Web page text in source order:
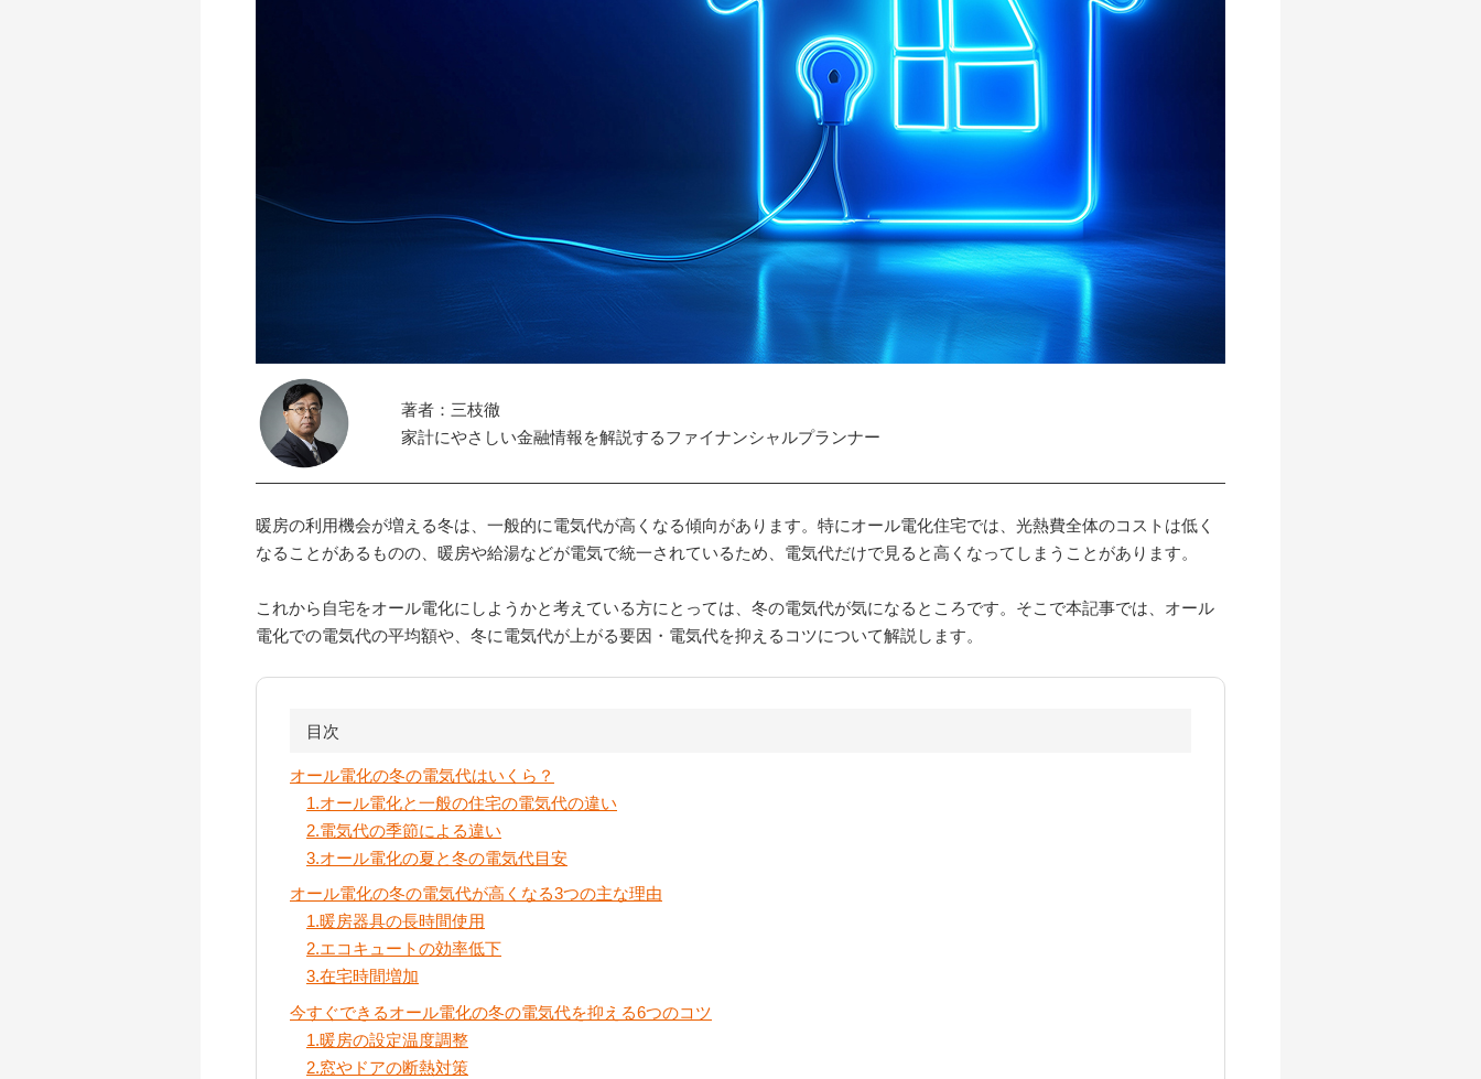
著者：三枝徹
家計にやさしい金融情報を解説するファイナンシャルプランナー
暖房の利用機会が増える冬は、一般的に電気代が高くなる傾向があります。特にオール電化住宅では、光熱費全体のコストは低く
なることがあるものの、暖房や給湯などが電気で統一されているため、電気代だけで見ると高くなってしまうことがあります。
これから自宅をオール電化にしようかと考えている方にとっては、冬の電気代が気になるところです。そこで本記事では、オール
電化での電気代の平均額や、冬に電気代が上がる要因・電気代を抑えるコツについて解説します。
目次
オール電化の冬の電気代はいくら？
1.オール電化と一般の住宅の電気代の違い
2.電気代の季節による違い
3.オール電化の夏と冬の電気代目安
オール電化の冬の電気代が高くなる3つの主な理由
1.暖房器具の長時間使用
2.エコキュートの効率低下
3.在宅時間増加
今すぐできるオール電化の冬の電気代を抑える6つのコツ
1.暖房の設定温度調整
2.窓やドアの断熱対策